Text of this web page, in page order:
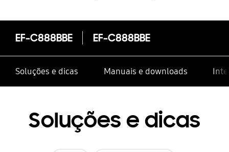
EF-C888BBE EF-C888BBE
Soluções e dicas Manuais e downloads
Soluções e dicas